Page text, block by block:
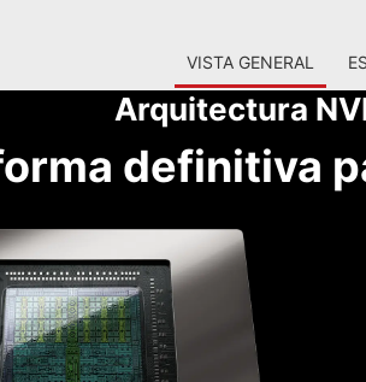
VISTA GENERAL
Arquitectura
definitiva